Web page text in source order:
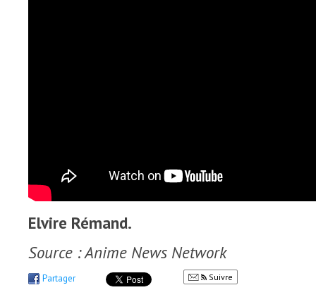
Elvire Rémand.
Source : Anime News Network
Partager Suivre